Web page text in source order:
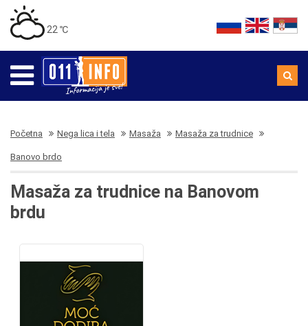
22 ℃
Početna Nega lica i tela Masaža Masaža za trudnice
Banovo brdo
Masaža za trudnice na Banovom
brdu